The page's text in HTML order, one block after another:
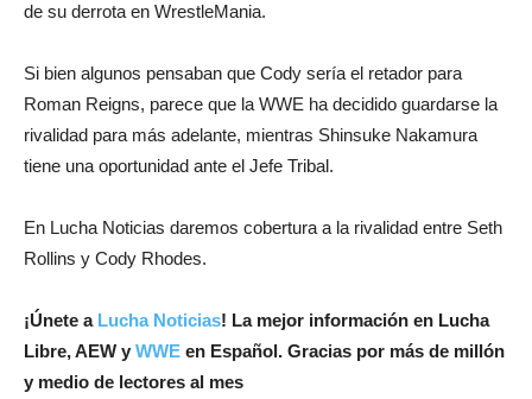
de su derrota en WrestleMania.
Si bien algunos pensaban que Cody sería el retador para
Roman Reigns, parece que la WWE ha decidido guardarse la
rivalidad para más adelante, mientras Shinsuke Nakamura
tiene una oportunidad ante el Jefe Tribal.
En Lucha Noticias daremos cobertura a la rivalidad entre Seth
Rollins y Cody Rhodes.
¡Únete a Lucha Noticias! La mejor información en Lucha
Libre, AEW y WWE en Español. Gracias por más de millón
y medio de lectores al mes